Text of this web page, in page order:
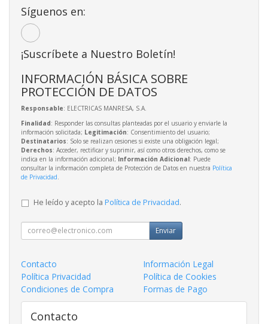
Síguenos en:
¡Suscríbete a Nuestro Boletín!
INFORMACIÓN BÁSICA SOBRE
PROTECCIÓN DE DATOS
Responsable: ELECTRICAS MANRESA, S.A.
Finalidad: Responder las consultas planteadas por el usuario y enviarle la
información solicitada; Legitimación: Consentimiento del usuario;
Destinatarios: Solo se realizan cesiones si existe una obligación legal;
Derechos: Acceder, rectificar y suprimir, así como otros derechos, como se
indica en la información adicional; Información Adicional: Puede
consultar la información completa de Protección de Datos en nuestra Política
de Privacidad.
He leído y acepto la Política de Privacidad.
Enviar
Contacto
Información Legal
Política Privacidad
Política de Cookies
Condiciones de Compra
Formas de Pago
Contacto